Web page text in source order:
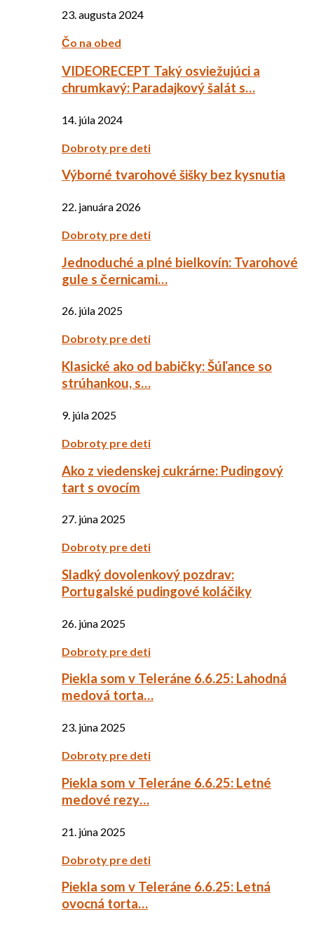
23. augusta 2024
Čo na obed
VIDEORECEPT Taký osviežujúci a
chrumkavý: Paradajkový šalát s…
14. júla 2024
Dobroty pre deti
Výborné tvarohové šišky bez kysnutia
22. januára 2026
Dobroty pre deti
Jednoduché a plné bielkovín: Tvarohové
gule s černicami…
26. júla 2025
Dobroty pre deti
Klasické ako od babičky: Šúľance so
strúhankou, s…
9. júla 2025
Dobroty pre deti
Ako z viedenskej cukrárne: Pudingový
tart s ovocím
27. júna 2025
Dobroty pre deti
Sladký dovolenkový pozdrav:
Portugalské pudingové koláčiky
26. júna 2025
Dobroty pre deti
Piekla som v Teleráne 6.6.25: Lahodná
medová torta…
23. júna 2025
Dobroty pre deti
Piekla som v Teleráne 6.6.25: Letné
medové rezy…
21. júna 2025
Dobroty pre deti
Piekla som v Teleráne 6.6.25: Letná
ovocná torta…